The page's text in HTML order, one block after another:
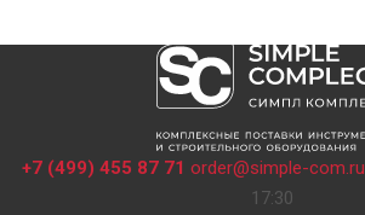
+7 (499) 455 87 71 order@simple-com.ru
17:30